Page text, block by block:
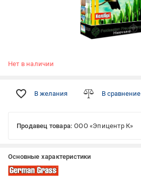
Нет в наличии
В желания В сравнение
Продавец товара: ООО «Эпицентр К»
Основные характеристики